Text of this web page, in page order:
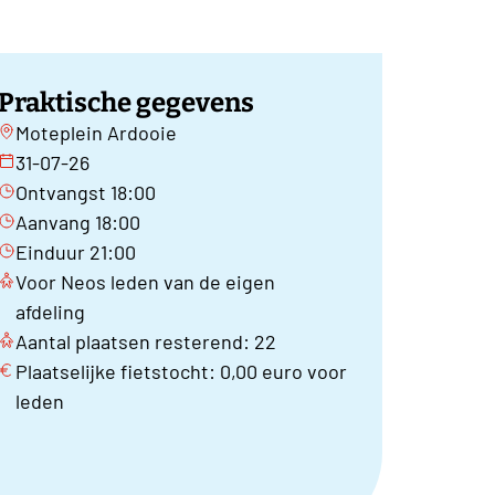
gegevens
Moteplein Ardooie
31-07-26
Ontvangst 18:00
Aanvang 18:00
Einduur 21:00
Voor Neos leden van de eigen
afdeling
Aantal plaatsen resterend: 22
Plaatselijke fietstocht: 0,00 euro voor
leden